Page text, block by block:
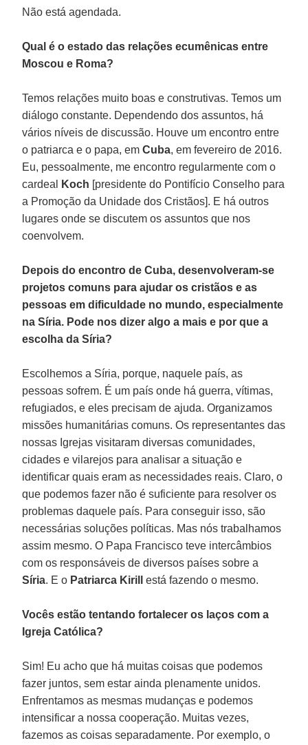
Não está agendada.
Qual é o estado das relações ecumênicas entre
Moscou e Roma?
Temos relações muito boas e construtivas. Temos um
diálogo constante. Dependendo dos assuntos, há
vários níveis de discussão. Houve um encontro entre
o patriarca e o papa, emCuba, em fevereiro de 2016.
Eu, pessoalmente, me encontro regularmente com o
cardeal
Koch [presidente do Pontifício Conselho para
a Promoção da Unidade dos Cristãos]. E há outros
lugares onde se discutem os assuntos que nos
coenvolvem.
Depois do encontro de Cuba, desenvolveram-se
projetos comuns para ajudar os cristãos e as
pessoas em dificuldade no mundo, especialmente
na Síria. Pode nos dizer algo a mais e por que a
escolha da Síria?
Escolhemos a Síria, porque, naquele país, as
pessoas sofrem. É um país onde há guerra, vítimas,
refugiados, e eles precisam de ajuda. Organizamos
missões humanitárias comuns. Os representantes das
nossas Igrejas visitaram diversas comunidades,
cidades e vilarejos para analisar a situação e
identificar quais eram as necessidades reais. Claro, o
que podemos fazer não é suficiente para resolver os
problemas daquele país. Para conseguir isso, são
necessárias soluções políticas. Mas nós trabalhamos
assim mesmo. O Papa Francisco teve intercâmbios
com os responsáveis de diversos países sobre a
Síria. E o Patriarca Kirill está fazendo o mesmo.
Vocês estão tentando fortalecer os laços com a
Igreja Católica?
Sim! Eu acho que há muitas coisas que podemos
fazer juntos, sem estar ainda plenamente unidos.
Enfrentamos as mesmas mudanças e podemos
intensificar a nossa cooperação. Muitas vezes,
fazemos as coisas separadamente. Por exemplo, o